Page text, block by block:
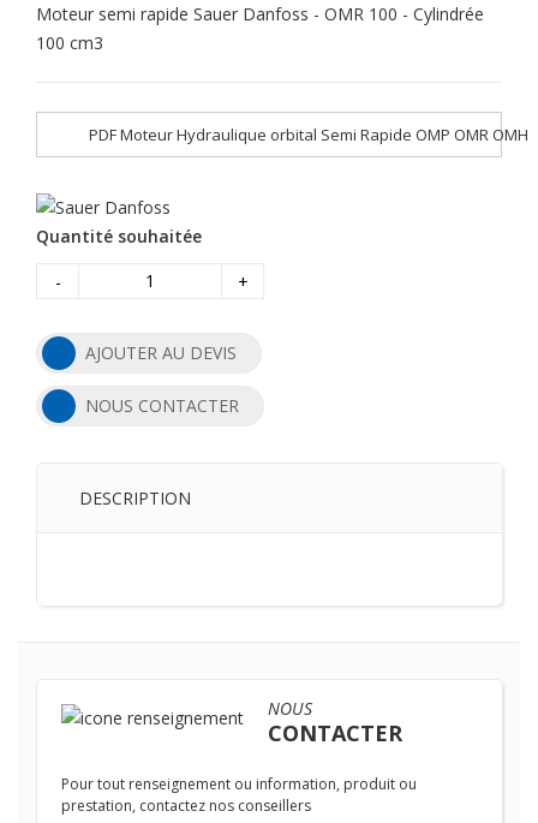
Moteur semi rapide Sauer Danfoss - OMR 100 - Cylindrée
100 cm3
PDF Moteur Hydraulique orbital Semi Rapide OMP OMR OMH
Quantité souhaitée
-
+
AJOUTER AU DEVIS
NOUS CONTACTER
DESCRIPTION
NOUS
CONTACTER
Pour tout renseignement ou information, produit ou
prestation, contactez nos conseillers